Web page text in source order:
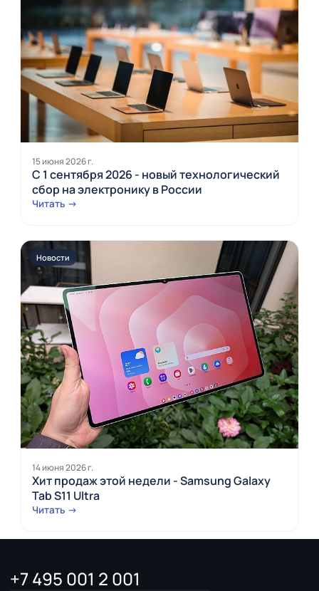
15 июня 2026 г.
С 1 сентября 2026 - новый технологический
сбор на электронику в России
Читать →
Новости
14 июня 2026 г.
Хит продаж этой недели - Samsung Galaxy
Tab S11 Ultra
Читать →
+7 495 001 2 001